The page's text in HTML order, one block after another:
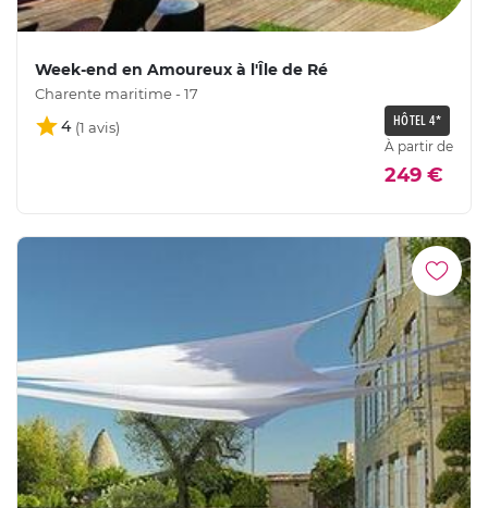
Week-end en Amoureux à l'Île de Ré
Charente maritime - 17
4 HÔTEL 4*
À partir de
249 €